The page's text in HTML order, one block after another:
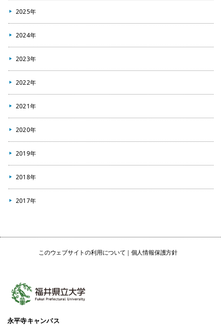
2025年
2024年
2023年
2022年
2021年
2020年
2019年
2018年
2017年
このウェブサイトの利用について 個人情報保護方針
永平寺キャンパス